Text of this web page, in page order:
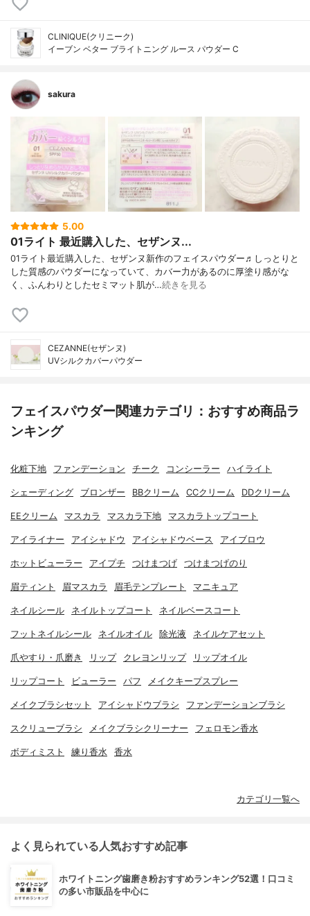
CLINIQUE(クリニーク)
イーブン ベター ブライトニング ルース パウダー C
sakura
5.00
01ライト 最近購入した、セザンヌ...
01ライト最近購入した、セザンヌ新作のフェイスパウダー♬しっとりと
した質感のパウダーになっていて、カバー力があるのに厚塗り感がな
く、ふんわりとしたセミマット肌が…続きを見る
CEZANNE(セザンヌ)
UVシルクカバーパウダー
フェイスパウダー関連カテゴリ：おすすめ商品ラ
ンキング
化粧下地 ファンデーション チーク コンシーラー ハイライト
シェーディング ブロンザー BBクリーム CCクリーム DDクリーム
EEクリーム マスカラ マスカラ下地 マスカラトップコート
アイライナー アイシャドウ アイシャドウベース アイブロウ
ホットビューラー アイプチ つけまつげ つけまつげのり
眉ティント 眉マスカラ 眉毛テンプレート マニキュア
ネイルシール ネイルトップコート ネイルベースコート
フットネイルシール ネイルオイル 除光液 ネイルケアセット
爪やすり・爪磨き リップ クレヨンリップ リップオイル
リップコート ビューラー パフ メイクキープスプレー
メイクブラシセット アイシャドウブラシ ファンデーションブラシ
スクリューブラシ メイクブラシクリーナー フェロモン香水
ボディミスト 練り香水 香水
カテゴリ一覧へ
よく見られている人気おすすめ記事
ホワイトニング歯磨き粉おすすめランキング52選！口コミ
の多い市販品を中心に